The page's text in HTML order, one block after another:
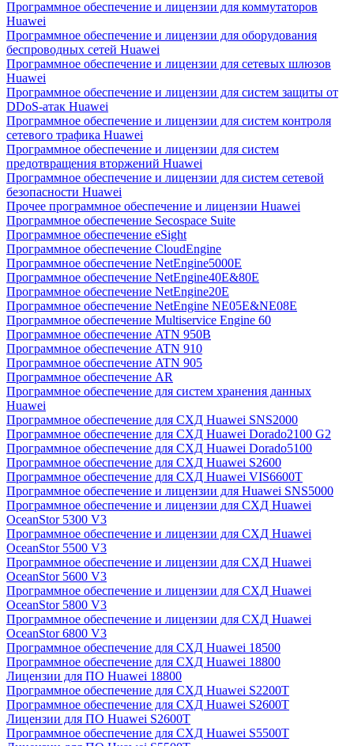
Программное обеспечение и лицензии для коммутаторов
Huawei
Программное обеспечение и лицензии для оборудования
беспроводных сетей Huawei
Программное обеспечение и лицензии для сетевых шлюзов
Huawei
Программное обеспечение и лицензии для систем защиты от
DDoS-атак Huawei
Программное обеспечение и лицензии для систем контроля
сетевого трафика Huawei
Программное обеспечение и лицензии для систем
предотвращения вторжений Huawei
Программное обеспечение и лицензии для систем сетевой
безопасности Huawei
Прочее программное обеспечение и лицензии Huawei
Программное обеспечение Secospace Suite
Программное обеспечение eSight
Программное обеспечение CloudEngine
Программное обеспечение NetEngine5000E
Программное обеспечение NetEngine40E&80E
Программное обеспечение NetEngine20E
Программное обеспечение NetEngine NE05E&NE08E
Программное обеспечение Multiservice Engine 60
Программное обеспечение ATN 950B
Программное обеспечение ATN 910
Программное обеспечение ATN 905
Программное обеспечение AR
Программное обеспечение для систем хранения данных
Huawei
Программное обеспечение для СХД Huawei SNS2000
Программное обеспечение для СХД Huawei Dorado2100 G2
Программное обеспечение для СХД Huawei Dorado5100
Программное обеспечение для СХД Huawei S2600
Программное обеспечение для СХД Huawei VIS6600T
Программное обеспечение и лицензии для Huawei SNS5000
Программное обеспечение и лицензии для СХД Huawei
OceanStor 5300 V3
Программное обеспечение и лицензии для СХД Huawei
OceanStor 5500 V3
Программное обеспечение и лицензии для СХД Huawei
OceanStor 5600 V3
Программное обеспечение и лицензии для СХД Huawei
OceanStor 5800 V3
Программное обеспечение и лицензии для СХД Huawei
OceanStor 6800 V3
Программное обеспечение для СХД Huawei 18500
Программное обеспечение для СХД Huawei 18800
Лицензии для ПО Huawei 18800
Программное обеспечение для СХД Huawei S2200T
Программное обеспечение для СХД Huawei S2600T
Лицензии для ПО Huawei S2600T
Программное обеспечение для СХД Huawei S5500T